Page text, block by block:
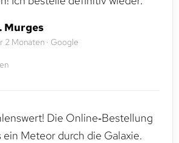
Murges
2 Monaten · Google
Die Online‑Bestellung
Meteor durch die Galaxie.